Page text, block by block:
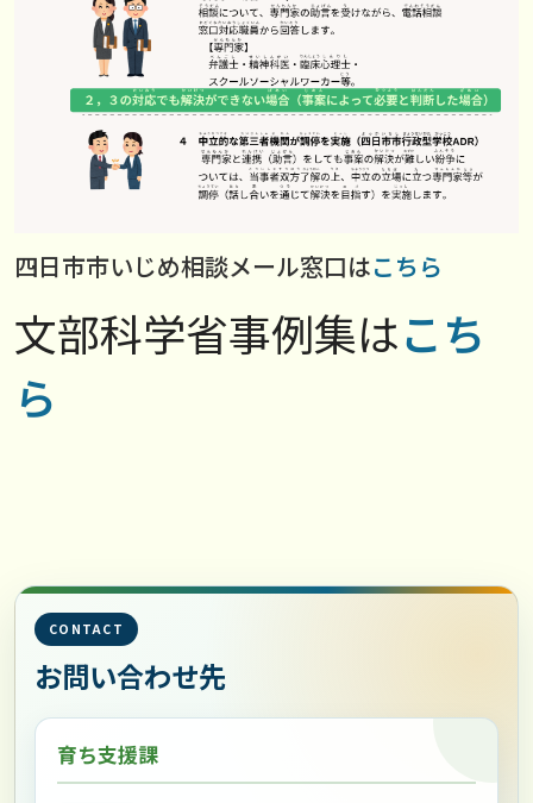
四日市市いじめ相談メール窓口はこちら
文部科学省事例集はこち
ら
CONTACT
お問い合わせ先
育ち支援課